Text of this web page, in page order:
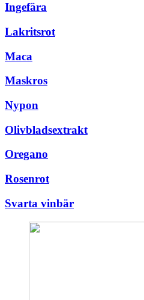
Ingefära
Lakritsrot
Maca
Maskros
Nypon
Olivbladsextrakt
Oregano
Rosenrot
Svarta vinbär